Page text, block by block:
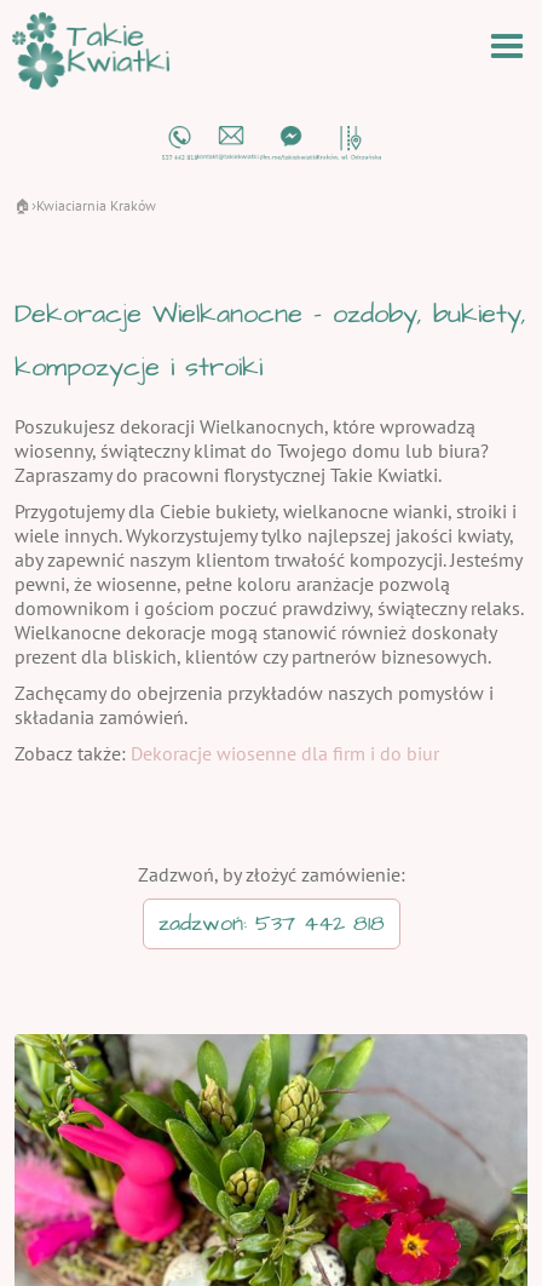
🏠 ›Kwiaciarnia Kraków
Dekoracje Wielkanocne - ozdoby, bukiety,
kompozycje i stroiki
Poszukujesz dekoracji Wielkanocnych, które wprowadzą
wiosenny, świąteczny klimat do Twojego domu lub biura?
Zapraszamy do pracowni florystycznej Takie Kwiatki.
Przygotujemy dla Ciebie bukiety, wielkanocne wianki, stroiki i
wiele innych. Wykorzystujemy tylko najlepszej jakości kwiaty,
aby zapewnić naszym klientom trwałość kompozycji. Jesteśmy
pewni, że wiosenne, pełne koloru aranżacje pozwolą
domownikom i gościom poczuć prawdziwy, świąteczny relaks.
Wielkanocne dekoracje mogą stanowić również doskonały
prezent dla bliskich, klientów czy partnerów biznesowych.
Zachęcamy do obejrzenia przykładów naszych pomysłów i
składania zamówień.
Zobacz także: Dekoracje wiosenne dla firm i do biur
Zadzwoń, by złożyć zamówienie:
zadzwoń: 537 442 818